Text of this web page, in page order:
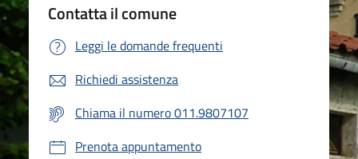
Contatta il comune
Leggi le domande frequenti
Richiedi assistenza
Chiama il numero 011.9807107
Prenota appuntamento